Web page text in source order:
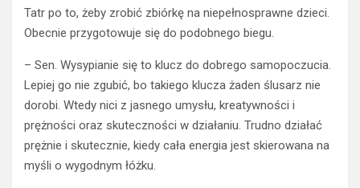
Tatr po to, żeby zrobić zbiórkę na niepełnosprawne dzieci.
Obecnie przygotowuje się do podobnego biegu.
– Sen. Wysypianie się to klucz do dobrego samopoczucia.
Lepiej go nie zgubić, bo takiego klucza żaden ślusarz nie
dorobi. Wtedy nici z jasnego umysłu, kreatywności i
prężności oraz skuteczności w działaniu. Trudno działać
prężnie i skutecznie, kiedy cała energia jest skierowana na
myśli o wygodnym łóżku.